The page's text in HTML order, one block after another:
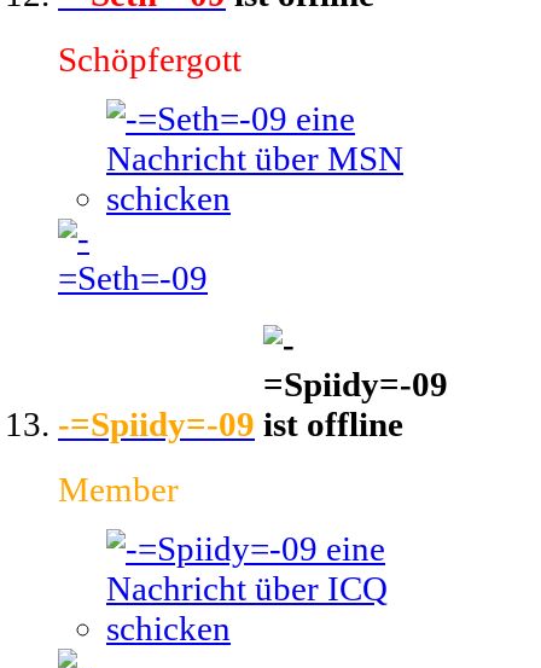
Schöpfergott
-=Spiidy=-09
Member